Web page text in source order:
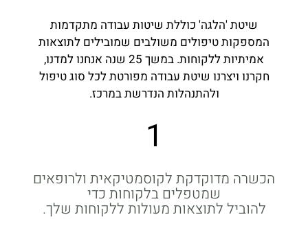
שיטת 'הלגה' כוללת שיטות עבודה מתקדמות
המספקות טיפולים משולבים שמובילים לתוצאות
אמיתיות ללקוחות. במשך 25 שנה אנחנו למדנו,
חקרנו ויצרנו שיטת עבודה מפורטת לכל סוג טיפול
ולהתנהלות הנדרשת במרכז.
1
הכשרה מדוקדקת לקוסמטיקאית ולרופאים
שמטפלים בלקוחות כדי
להוביל לתוצאות מעולות ללקוחות שלך.